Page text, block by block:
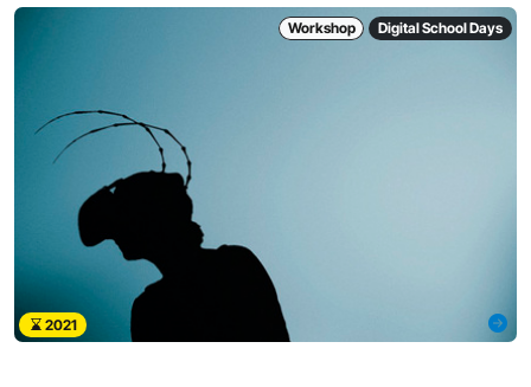
Workshop Digital School Days
2021